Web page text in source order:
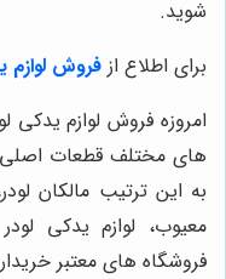
شوید.
برای اطلاع از فروش لوازم
امروزه فروش لوازم
های مختلف قطعات
به این ترتیب مالکان
معیوب، لوازم یدکی
فروشگاه های معتبر